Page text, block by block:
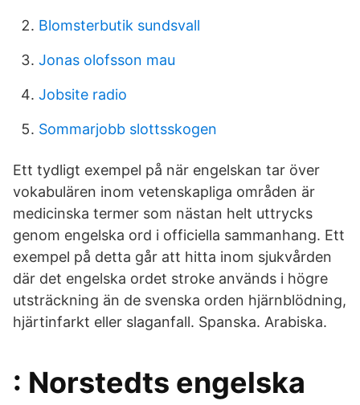
Blomsterbutik sundsvall
Jonas olofsson mau
Jobsite radio
Sommarjobb slottsskogen
Ett tydligt exempel på när engelskan tar över
vokabulären inom vetenskapliga områden är
medicinska termer som nästan helt uttrycks
genom engelska ord i officiella sammanhang. Ett
exempel på detta går att hitta inom sjukvården
där det engelska ordet stroke används i högre
utsträckning än de svenska orden hjärnblödning,
hjärtinfarkt eller slaganfall. Spanska. Arabiska.
: Norstedts engelska